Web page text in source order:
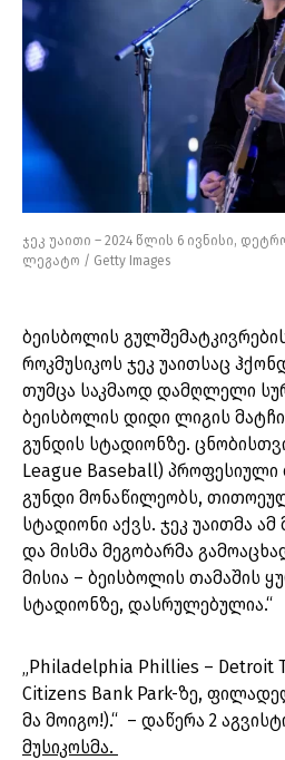
ჯეკ უაითი – 2024 წლის 6 ივნისი,
ლეგატო / Getty Images
ბეისბოლის
როკმუსიკოს ჯეკ უაითსაც
თუმცა საკმაოდ დამღლელი
ბეისბოლის დიდი ლიგის
გუნდის სტადიონზე.
League Baseball)
გუნდი მონაწილეობს,
სტადიონი აქვს. ჯეკ უაითმა ამ
და მისმა მეგობარმა
მისია – ბეისბოლის თამაშის
სტადიონზე, დასრულებულია.“
„Philadelphia Phillies – Detroit
Citizens Bank Park-ზე,
მა მოიგო!).“ – დაწერა 2
მუსიკოსმა.